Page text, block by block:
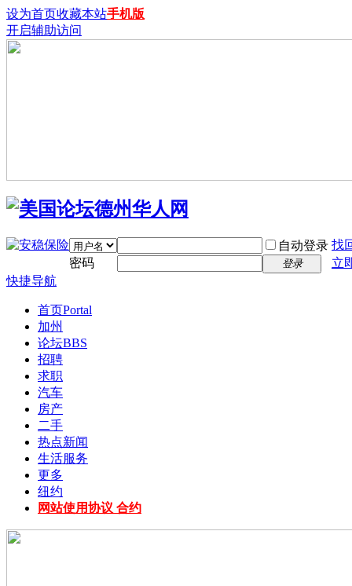
设为首页收藏本站手机版
开启辅助访问
自动登录 找
密码
登录
立
快捷导航
首页Portal
加州
论坛BBS
招聘
求职
汽车
房产
二手
热点新闻
生活服务
更多
纽约
网站使用协议 合约